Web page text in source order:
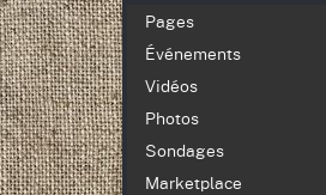
Pages
Événements
Vidéos
Photos
Sondages
Marketplace